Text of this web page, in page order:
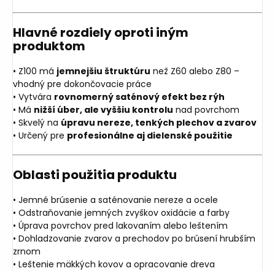
Hlavné rozdiely oproti iným
produktom
• Z100 má jemnejšiu štruktúru než Z60 alebo Z80 –
vhodný pre dokončovacie práce
• Vytvára rovnomerný saténový efekt bez rýh
• Má nižší úber, ale vyššiu kontrolu nad povrchom
• Skvelý na úpravu nereze, tenkých plechov a zvarov
• Určený pre profesionálne aj dielenské použitie
Oblasti použitia produktu
• Jemné brúsenie a saténovanie nereze a ocele
• Odstraňovanie jemných zvyškov oxidácie a farby
• Úprava povrchov pred lakovaním alebo leštením
• Dohladzovanie zvarov a prechodov po brúsení hrubším
zrnom
• Leštenie mäkkých kovov a opracovanie dreva